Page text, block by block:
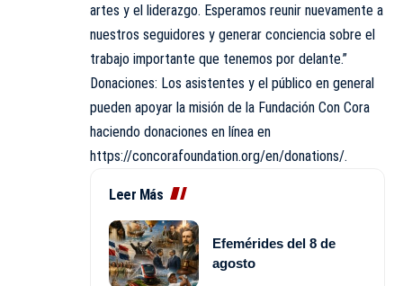
artes y el liderazgo. Esperamos reunir nuevamente a
nuestros seguidores y generar conciencia sobre el
trabajo importante que tenemos por delante.”
Donaciones: Los asistentes y el público en general
pueden apoyar la misión de la Fundación Con Cora
haciendo donaciones en línea en
https://concorafoundation.org/en/donations/.
Leer Más
Efemérides del 8 de
agosto